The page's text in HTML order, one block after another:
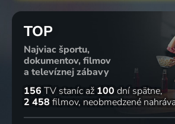
TOP
Najviac športu,
dokumentov, filmov
a televíznej zábavy
156 TV staníc až 100 dní spätne
2 458 filmov neobmedzené